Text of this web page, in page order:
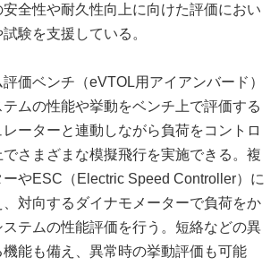
全性や耐久性向上に向けた評価におい
験を支援している。
価ベンチ（eVTOL用アイアンバード）
ムの性能や挙動をベンチ上で評価する
ーターと連動しながら負荷をコントロ
さまざまな模擬飛行を実施できる。複
やESC（Electric Speed Controller）に
対向するダイナモメーターで負荷をか
テムの性能評価を行う。短絡などの異
能も備え、異常時の挙動評価も可能